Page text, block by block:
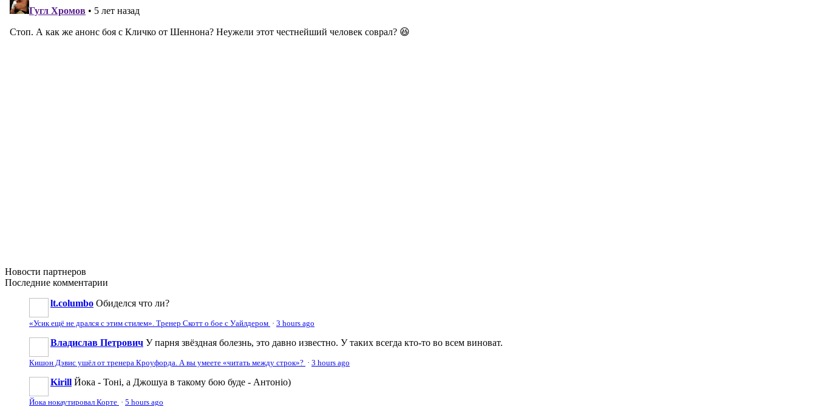
Новости партнеров
Последние комментарии
lt.columbo Обиделся что ли?
«Усик ещё не дрался с этим стилем». Тренер Скотт о бое с Уайлдером · 3 hours ago
Владислав Петрович У парня звёздная болезнь, это давно известно. У таких всегда кто-то во всем виноват.
Кишон Дэвис ушёл от тренера Кроуфорда. А вы умеете «читать между строк»? · 3 hours ago
Kirill Йока - Тоні, а Джошуа в такому бою буде - Антоніо)
Йока нокаутировал Корте · 5 hours ago